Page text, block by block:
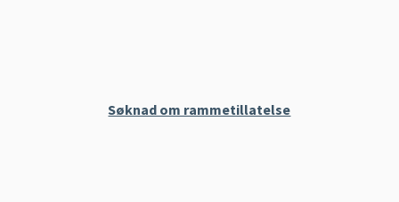
Søknad om rammetillatelse